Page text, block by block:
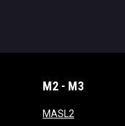
in new window
M2 - M3
MASL2